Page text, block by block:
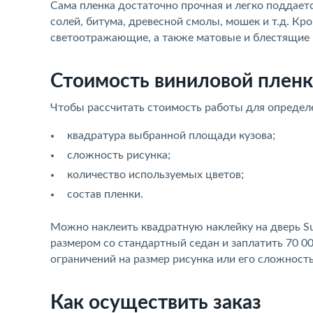
Сама пленка достаточно прочная и легко
солей, битума, древесной смолы, мошек и т.д.
светоотражающие, а также матовые и блестящие
Стоимость виниловой
Чтобы рассчитать стоимость работы для
квадратура выбранной площади кузова;
сложность рисунка;
количество используемых цветов;
состав пленки.
Можно наклеить квадратную наклейку на дверь
размером со стандартный седан и заплатить 70
ограничений на размер рисунка или его
Как осуществить заказ